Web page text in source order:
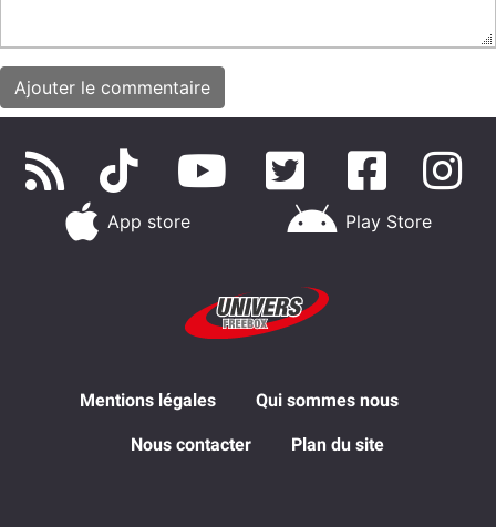
App store Play Store
Mentions légales Qui sommes nous
Nous contacter Plan du site